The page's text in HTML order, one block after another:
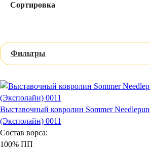
Сортировка
Фильтры
Выставочный ковролин Sommer
(Эксполайн) 0011
Состав ворса:
100% ПП